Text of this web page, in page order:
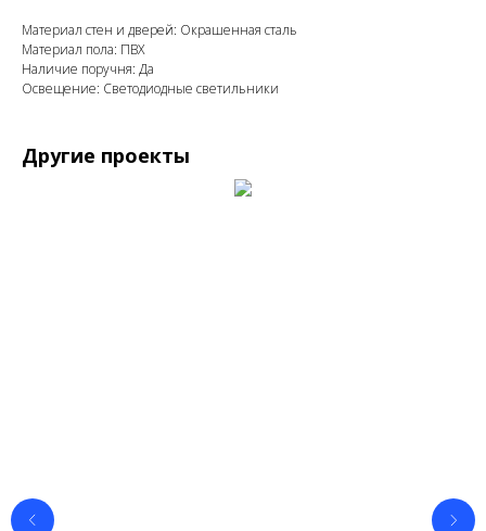
Материал стен и дверей: Окрашенная сталь
Материал пола: ПВХ
Наличие поручня: Да
Освещение: Светодиодные светильники
Другие проекты